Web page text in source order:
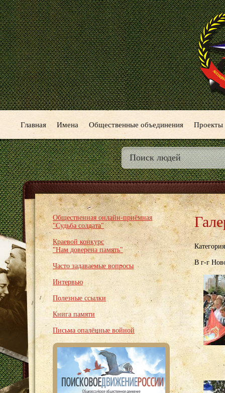
Главная Имена Общественные объединения Проекты
Общественная онлайн-приёмная
"Судьба солдата"
Краевой конкурс
"Нам доверена память"
Часто задаваемые вопросы
Интервью
Полезные ссылки
Книга памяти
Письма опалённые войной
В г-г